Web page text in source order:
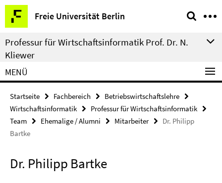
Springe
direkt
zu
Inhalt
Freie Universität Berlin
Service-
Navigation
Professur für Wirtschaftsinformatik Prof. Dr. N.
Kliewer
MENÜ
Startseite Fachbereich
Betriebswirtschaftslehre
Wirtschaftsinformatik
Professur für Wirtschaftsinformatik
Team
Ehemalige / Alumni Mitarbeiter
Dr. Philipp
Bartke
Dr. Philipp Bartke